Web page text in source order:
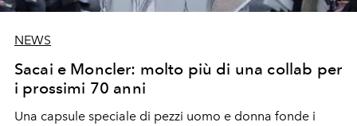
NEWS
Sacai e Moncler: molto più di una collab per
i prossimi 70 anni
Una capsule speciale di pezzi uomo e donna fonde i